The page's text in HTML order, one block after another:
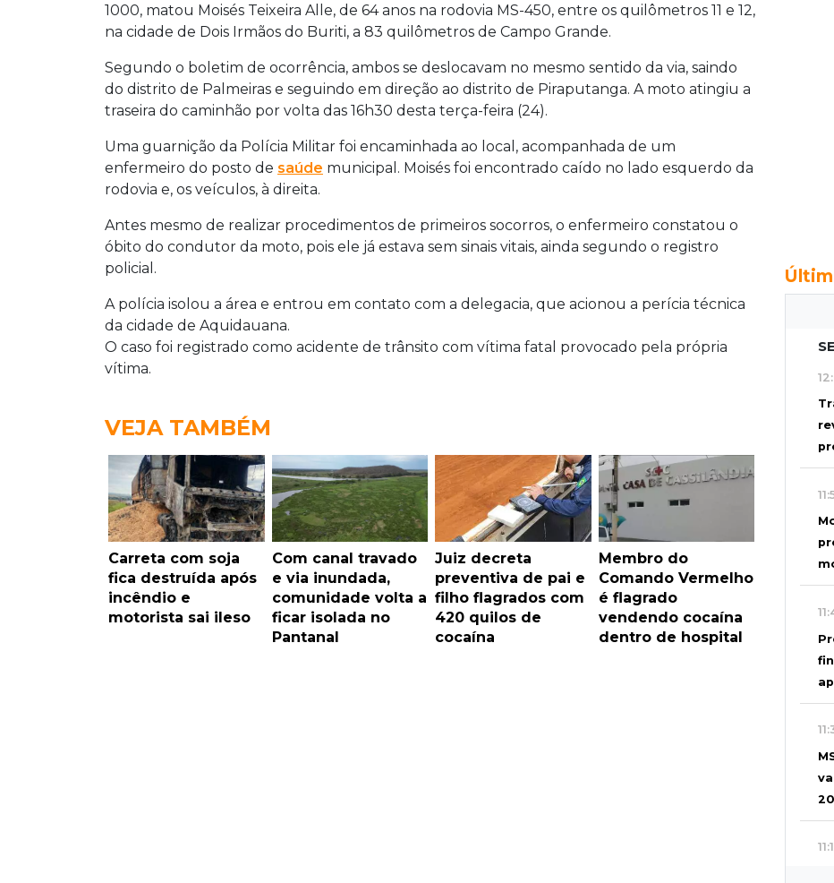
1000, matou Moisés Teixeira Alle, de 64 anos na rodovia MS-450, entre os quilômetros 11 e 12,
na cidade de Dois Irmãos do Buriti, a 83 quilômetros de Campo Grande.
Segundo o boletim de ocorrência, ambos se deslocavam no mesmo sentido da via, saindo
do distrito de Palmeiras e seguindo em direção ao distrito de Piraputanga. A moto atingiu a
traseira do caminhão por volta das 16h30 desta terça-feira (24).
Uma guarnição da Polícia Militar foi encaminhada ao local, acompanhada de um
enfermeiro do posto de saúde municipal. Moisés foi encontrado caído no lado esquerdo da
rodovia e, os veículos, à direita.
Antes mesmo de realizar procedimentos de primeiros socorros, o enfermeiro constatou o
óbito do condutor da moto, pois ele já estava sem sinais vitais, ainda segundo o registro
policial.
A polícia isolou a área e entrou em contato com a delegacia, que acionou a perícia técnica
da cidade de Aquidauana.
O caso foi registrado como acidente de trânsito com vítima fatal provocado pela própria
vítima.
VEJA TAMBÉM
Carreta com soja
fica destruída após
incêndio e
motorista sai ileso
Com canal travado
e via inundada,
comunidade volta a
ficar isolada no
Pantanal
Juiz decreta
preventiva de pai e
filho flagrados com
420 quilos de
cocaína
Membro do
Comando Vermelho
é flagrado
vendendo cocaína
dentro de hospital